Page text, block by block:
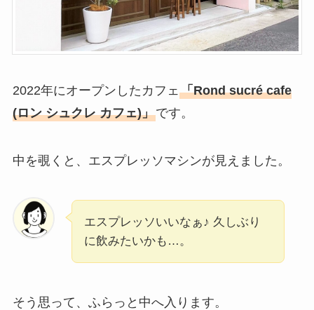
2022年にオープンしたカフェ「Rond sucré cafe
(ロン シュクレ カフェ)」です。
中を覗くと、エスプレッソマシンが見えました。
エスプレッソいいなぁ♪ 久しぶり
に飲みたいかも…。
そう思って、ふらっと中へ入ります。